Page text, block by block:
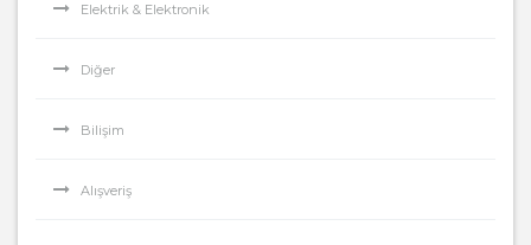
Elektrik & Elektronik
Diğer
Bilişim
Alışveriş